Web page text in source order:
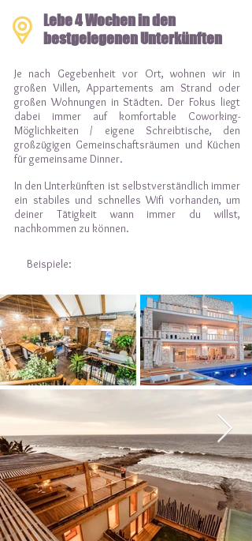
Lebe 4 Wochen in den
bestgelegenen Unterkünften
Je nach Gegebenheit vor Ort, wohnen wir in
großen Villen, Appartements am Strand oder
großen Wohnungen in Städten. Der Fokus liegt
dabei immer auf komfortable Coworking-
Möglichkeiten / eigene Schreibtische, den
großzügigen Gemeinschaftsräumen und Küchen
für gemeinsame Dinner.
In den Unterkünften ist selbstverständlich immer
ein stabiles und schnelles Wifi vorhanden, um
deiner Tätigkeit wann immer du willst,
nachkommen zu können.
Beispiele: